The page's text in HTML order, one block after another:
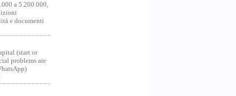
a 5.200.000,
e documenti
(start or
problems are